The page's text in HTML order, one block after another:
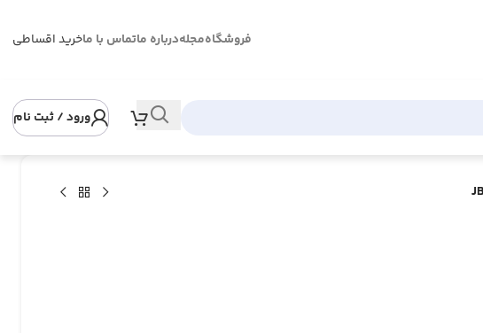
فروشگاهمجلهدرباره ماتماس با ماخرید اقساطی
ورود / ثبت نام